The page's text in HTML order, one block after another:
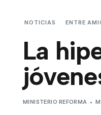
NOTICIAS ENTRE
La
MINISTERIO REFORMA